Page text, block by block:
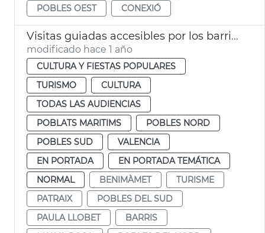
POBLES OEST
CONEXIÓ
Visitas guiadas accesibles por los barrios de la ciudad
modificado hace 1 año
CULTURA Y FIESTAS POPULARES
TURISMO
CULTURA
TODAS LAS AUDIENCIAS
POBLATS MARITIMS
POBLES NORD
POBLES SUD
VALENCIA
EN PORTADA
EN PORTADA TEMÁTICA
NORMAL
BENIMÀMET
TURISME
PATRAIX
POBLES DEL SUD
PAULA LLOBET
BARRIS